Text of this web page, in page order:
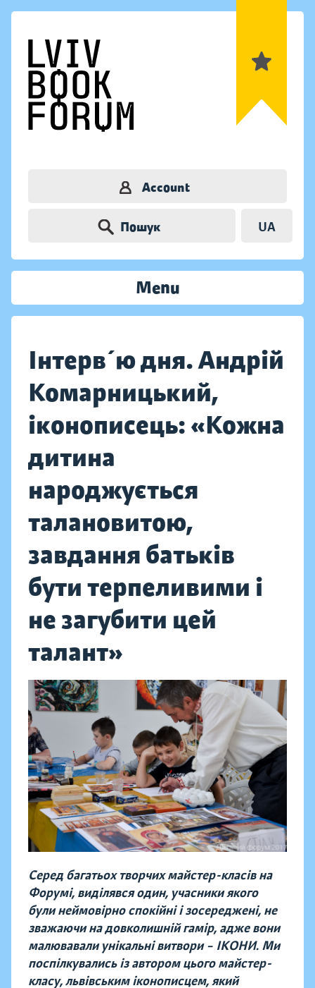
Account
Пошук UA
Menu
Інтерв´ю дня. Андрій
Комарницький,
іконописець: «Кожна
дитина
народжується
талановитою,
завдання батьків
бути терпеливими і
не загубити цей
талант»
Серед багатьох творчих майстер-класів на
Форумі, виділявся один, учасники якого
були неймовірно спокійні і зосереджені, не
зважаючи на довколишній гамір, адже вони
малювавали унікальні витвори – ІКОНИ. Ми
поспілкувались із автором цього майстер-
класу, львівським іконописцем, який